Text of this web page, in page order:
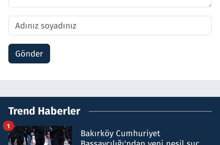
Gönder
Trend Haberler
Bakırköy Cumhuriyet
1